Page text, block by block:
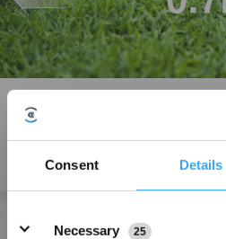
Consent Details
Necessary
25
La conception très étroite, associée à la
sans aucune intervention humaine, ce qui